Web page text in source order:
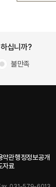
십니까?
불만족
약관행정정보공개
자료